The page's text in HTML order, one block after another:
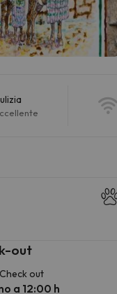
out
Check out
a 12:00 h